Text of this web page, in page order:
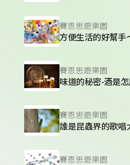
賽恩思遊樂園
方便生活的好幫手
賽恩思遊樂園
味道的秘密-酒是
賽恩思遊樂園
誰是昆蟲界的歌唱
賽恩思遊樂園